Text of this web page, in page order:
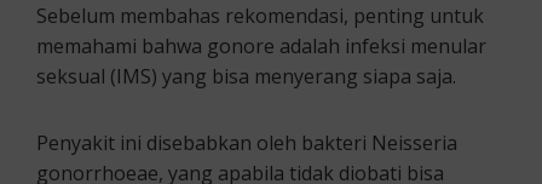
Sebelum membahas rekomendasi, penting untuk
memahami bahwa gonore adalah infeksi menular
seksual (IMS) yang bisa menyerang siapa saja.
Penyakit ini disebabkan oleh bakteri Neisseria
gonorrhoeae, yang apabila tidak diobati bisa